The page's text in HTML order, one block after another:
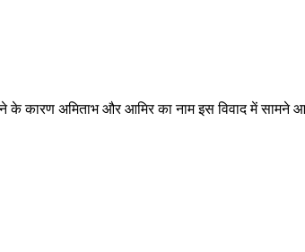
के कारण अमिताभ और आमिर का नाम इस विवाद में सामने